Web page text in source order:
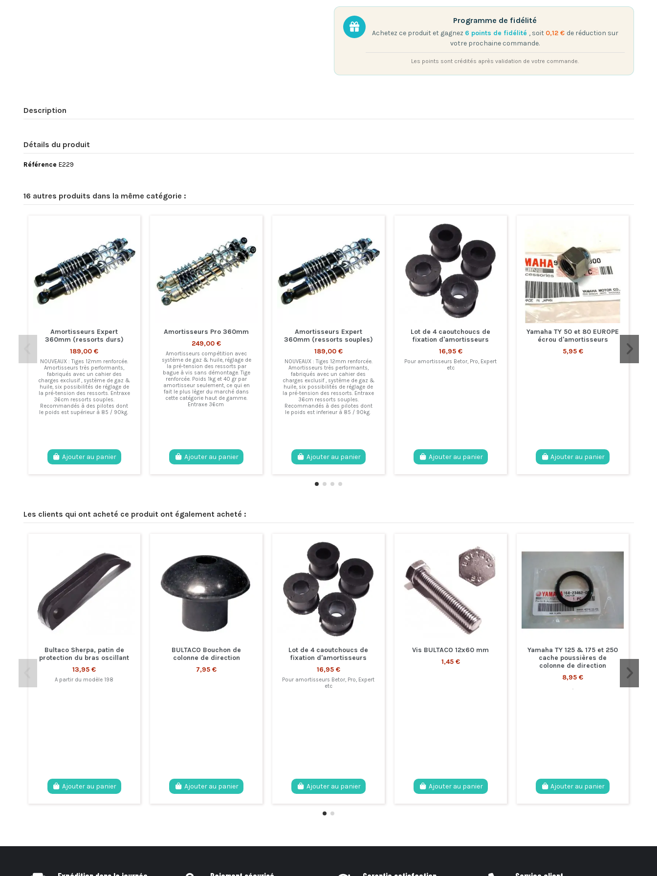
Programme de fidélité
Achetez ce produit et gagnez 6 points de fidélité , soit 0,12 € de réduction sur
votre prochaine commande.
Les points sont crédités après validation de votre commande.
Description
Détails du produit
Référence E229
16 autres produits dans la même catégorie :
Amortisseurs Expert
360mm (ressorts durs)
189,00 €
NOUVEAUX : Tiges 12mm renforcée.
Amortisseurs très performants,
fabriqués avec un cahier des
charges exclusif , système de gaz &
huile, six possibilités de réglage de
la pré-tension des ressorts. Entraxe
36cm ressorts souples.
Recommandés à des pilotes dont
le poids est supérieur à 85 / 90kg.
Ajouter au panier
Amortisseurs Pro 360mm
249,00 €
Amortisseurs compétition avec
système de gaz & huile, réglage de
la pré-tension des ressorts par
bague à vis sans démontage. Tige
renforcée. Poids 1kg et 40 gr par
amortisseur seulement, ce qui en
fait le plus lèger du marché dans
cette catégorie haut de gamme.
Entraxe 36cm
Ajouter au panier
Amortisseurs Expert
360mm (ressorts souples)
189,00 €
NOUVEAUX : Tiges 12mm renforcée.
Amortisseurs très performants,
fabriqués avec un cahier des
charges exclusif , système de gaz &
huile, six possibilités de réglage de
la pré-tension des ressorts. Entraxe
36cm ressorts souples.
Recommandés à des pilotes dont
le poids est inferieur à 85 / 90kg.
Ajouter au panier
Lot de 4 caoutchoucs de
fixation d'amortisseurs
16,95 €
Pour amortisseurs Betor, Pro, Expert
etc
Ajouter au panier
Yamaha TY 50 et 80 EUROPE
écrou d'amortisseurs
5,95 €
Ajouter au panier
Les clients qui ont acheté ce produit ont également acheté :
Bultaco Sherpa, patin de
protection du bras oscillant
13,95 €
A partir du modèle 198
Ajouter au panier
BULTACO Bouchon de
colonne de direction
7,95 €
Ajouter au panier
Lot de 4 caoutchoucs de
fixation d'amortisseurs
16,95 €
Pour amortisseurs Betor, Pro, Expert
etc
Ajouter au panier
Vis BULTACO 12x60 mm
1,45 €
Ajouter au panier
Yamaha TY 125 & 175 et 250
cache poussières de
colonne de direction
8,95 €
.
Ajouter au panier